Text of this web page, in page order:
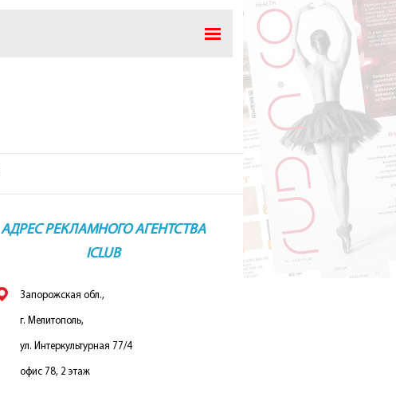
АДРЕС РЕКЛАМНОГО АГЕНТСТВА
ICLUB
Запорожская обл.,
г. Мелитополь,
ул. Интеркультурная 77/4
офис 78, 2 этаж